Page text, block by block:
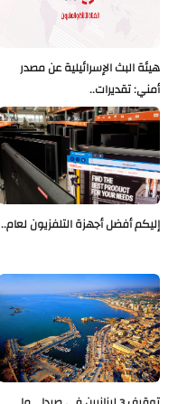
هيئة البث الإسرائيلية عن مصدر
أمني: تقديرات..
إليكم أفضل أجهزة التلفزيون لعام..